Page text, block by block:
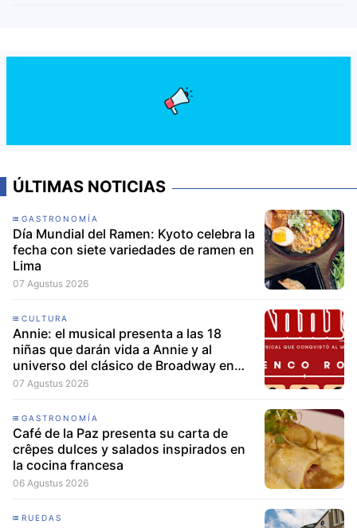
ÚLTIMAS NOTICIAS
GASTRONOMÍA
Día Mundial del Ramen: Kyoto celebra la
fecha con siete variedades de ramen en
Lima
07 Agustus 2026
CULTURA
Annie: el musical presenta a las 18
niñas que darán vida a Annie y al
universo del clásico de Broadway en
Lima
07 Agustus 2026
GASTRONOMÍA
Café de la Paz presenta su carta de
crêpes dulces y salados inspirados en
la cocina francesa
06 Agustus 2026
RUEDAS